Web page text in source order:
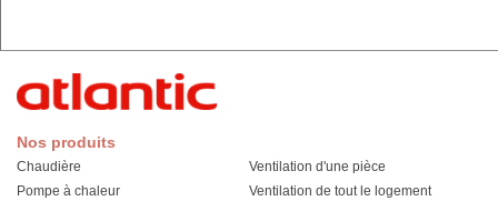
Nos produits
Chaudière
Pompe à chaleur
Ventilation d'une pièce
Ventilation de tout le logement